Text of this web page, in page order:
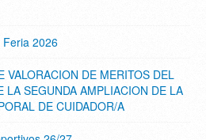
2026
VALORACION DE MERITOS DEL
LA SEGUNDA AMPLIACION DE LA
DE CUIDADOR/A